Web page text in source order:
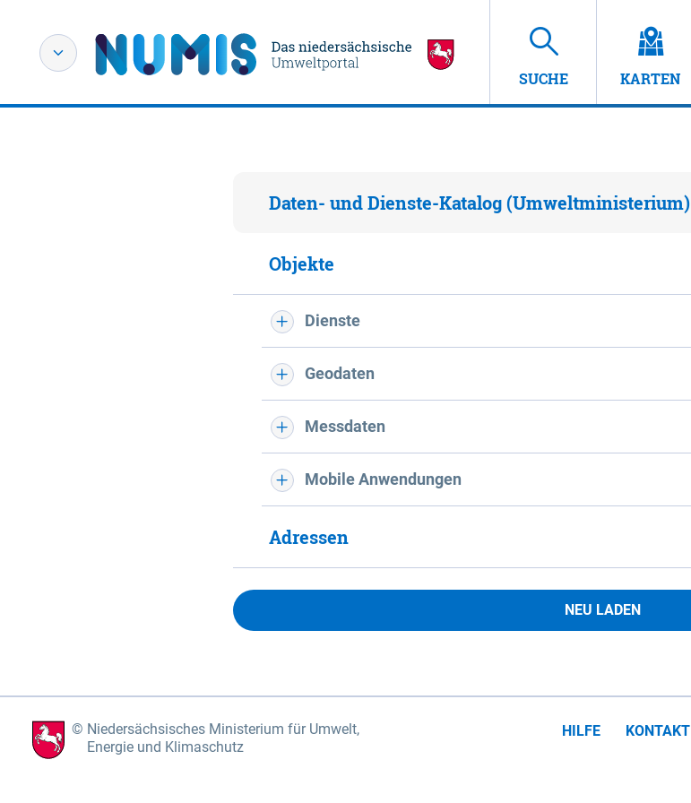
SUCHE KARTEN
Daten- und Dienste-Katalog (Umweltministerium)
Objekte
Dienste
Geodaten
Messdaten
Mobile Anwendungen
Adressen
NEU LADEN
Niedersächsisches Ministerium für Umwelt,
Energie und Klimaschutz
HILFE KONTAKT